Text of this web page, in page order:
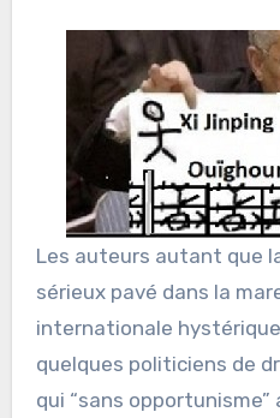
Les auteurs autant que
sérieux pavé dans la
internationale
quelques politiciens de
qui “sans